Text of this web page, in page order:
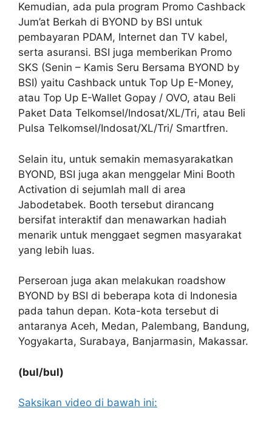
Kemudian, ada pula program Promo Cashback
Jum’at Berkah di BYOND by BSI untuk
pembayaran PDAM, Internet dan TV kabel,
serta asuransi. BSI juga memberikan Promo
SKS (Senin – Kamis Seru Bersama BYOND by
BSI) yaitu Cashback untuk Top Up E-Money,
atau Top Up E-Wallet Gopay / OVO, atau Beli
Paket Data Telkomsel/Indosat/XL/Tri, atau Beli
Pulsa Telkomsel/Indosat/XL/Tri/ Smartfren.
Selain itu, untuk semakin memasyarakatkan
BYOND, BSI juga akan menggelar Mini Booth
Activation di sejumlah mall di area
Jabodetabek. Booth tersebut dirancang
bersifat interaktif dan menawarkan hadiah
menarik untuk menggaet segmen masyarakat
yang lebih luas.
Perseroan juga akan melakukan roadshow
BYOND by BSI di beberapa kota di Indonesia
pada tahun depan. Kota-kota tersebut di
antaranya Aceh, Medan, Palembang, Bandung,
Yogyakarta, Surabaya, Banjarmasin, Makassar.
(bul/bul)
Saksikan video di bawah ini: